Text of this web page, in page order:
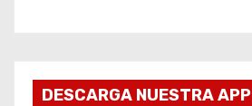
DESCARGA NUESTRA APP